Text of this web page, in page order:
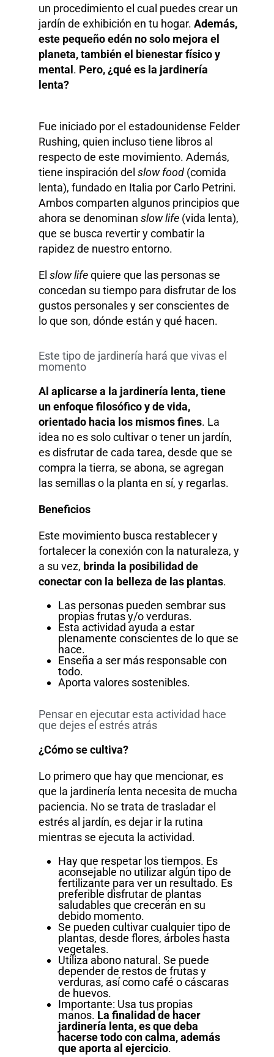
un procedimiento el cual puedes crear un
jardín de exhibición en tu hogar.Además,
este pequeño edén no solo mejora el
planeta, también el bienestar físico y
mental . Pero, ¿qué es la jardinería
lenta?
Fue iniciado por el estadounidense Felder
Rushing, quien incluso tiene libros al
respecto de este movimiento. Además,
tiene inspiración delslow food (comida
lenta), fundado en Italia por Carlo Petrini.
Ambos comparten algunos principios que
ahora se denominan slow life (vida lenta),
que se busca revertir y combatir la
rapidez de nuestro entorno.
Elslow lifequiere que las personas se
concedan su tiempo para disfrutar de los
gustos personales y ser conscientes de
lo que son, dónde están y qué hacen.
Este tipo de jardinería hará que vivas el
momento
Al aplicarse a la jardinería lenta, tiene
un enfoque filosófico y de vida,
orientado hacia los mismos fines. La
idea no es solo cultivar o tener un jardín,
es disfrutar de cada tarea, desde que se
compra la tierra, se abona, se agregan
las semillas o la planta en sí, y regarlas.
Beneficios
Este movimiento busca restablecer y
fortalecer la conexión con la naturaleza, y
a su vez, brinda la posibilidad de
conectar con la belleza de las plantas.
Las personas pueden sembrar sus
propias frutas y/o verduras.
Esta actividad ayuda a estar
plenamente conscientes de lo que se
hace.
Enseña a ser más responsable con
todo.
Aporta valores sostenibles.
Pensar en ejecutar esta actividad hace
que dejes el estrés atrás
¿Cómo se cultiva?
Lo primero que hay que mencionar, es
que la jardinería lenta necesita de mucha
paciencia. No se trata de trasladar el
estrés al jardín, es dejar ir la rutina
mientras se ejecuta la actividad.
Hay que respetar los tiempos. Es
aconsejable no utilizar algún tipo de
fertilizante para ver un resultado. Es
preferible disfrutar de plantas
saludables que crecerán en su
debido momento.
Se pueden cultivar cualquier tipo de
plantas, desde flores, árboles hasta
vegetales.
Utiliza abono natural. Se puede
depender de restos de frutas y
verduras, así como café o cáscaras
de huevos.
Importante: Usa tus propias
manos. La finalidad de hacer
jardinería lenta, es que deba
hacerse todo con calma, además
que aporta al ejercicio.